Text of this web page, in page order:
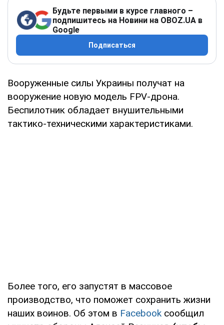
Будьте первыми в курсе главного –
подпишитесь на Новини на OBOZ.UA в
Google
Подписаться
Вооруженные силы Украины получат на
вооружение новую модель FPV-дрона.
Беспилотник обладает внушительными
тактико-техническими характеристиками.
Более того, его запустят в массовое
производство, что поможет сохранить жизни
наших воинов. Об этом в Facebook сообщил